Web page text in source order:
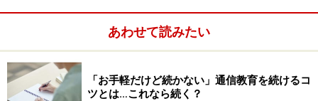
どが求められ、いわゆる「リーダーシップ」もこれに入
あわせて読みたい
「お手軽だけど続かない」通信教育を続けるコ
ツとは…これなら続く？